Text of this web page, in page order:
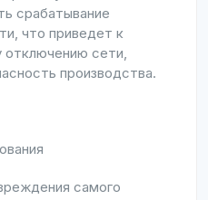
срабатывание
что приведет к
отключению сети,
производства.
самого